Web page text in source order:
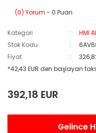
(0) Yorum - 0 Puan
Kategori
HMI
Stok Kodu
Fiyat
*42,43 EUR den başlayan
392,18 EUR
Gelince